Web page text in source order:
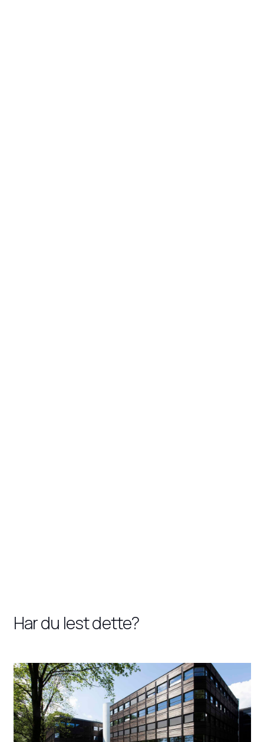
Har du lest dette?